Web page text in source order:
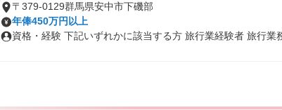
〒379-0129群馬県安中市下磯部
年俸450万円以上
資格・経験 下記いずれかに該当する方 旅行業経験者 旅行業